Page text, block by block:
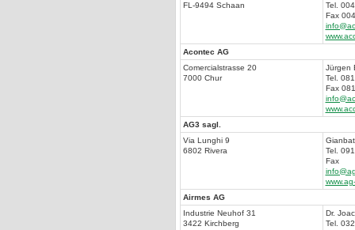
FL-9494 Schaan
Tel.
Fax
Acontec AG
Comercialstrasse 20
7000 Chur
Jürgen
Tel.
Fax
AG3 sagl.
Via Lunghi 9
6802 Rivera
Tel.
Fax
Airmes AG
Industrie Neuhof 31
3422 Kirchberg
Dr.
Tel.